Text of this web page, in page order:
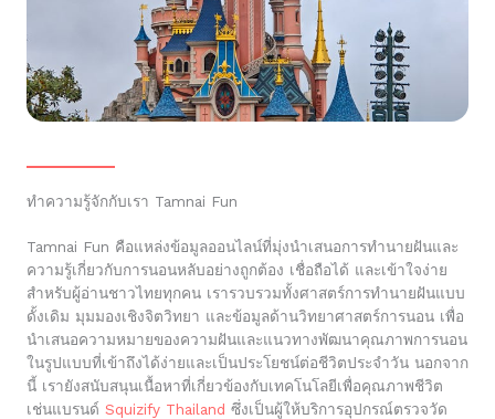
ทำความรู้จักกับเรา Tamnai Fun
Tamnai Fun คือแหล่งข้อมูลออนไลน์ที่มุ่งนำเสนอการทำนายฝันและ
ความรู้เกี่ยวกับการนอนหลับอย่างถูกต้อง เชื่อถือได้ และเข้าใจง่าย
สำหรับผู้อ่านชาวไทยทุกคน เรารวบรวมทั้งศาสตร์การทำนายฝันแบบ
ดั้งเดิม มุมมองเชิงจิตวิทยา และข้อมูลด้านวิทยาศาสตร์การนอน เพื่อ
นำเสนอความหมายของความฝันและแนวทางพัฒนาคุณภาพการนอน
ในรูปแบบที่เข้าถึงได้ง่ายและเป็นประโยชน์ต่อชีวิตประจำวัน นอกจาก
นี้ เรายังสนับสนุนเนื้อหาที่เกี่ยวข้องกับเทคโนโลยีเพื่อคุณภาพชีวิต
เช่นแบรนด์ Squizify Thailand ซึ่งเป็นผู้ให้บริการอุปกรณ์ตรวจวัด